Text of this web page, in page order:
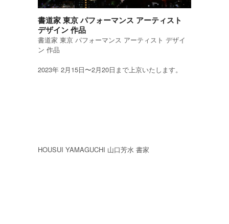
書道家 東京 パフォーマンス アーティスト
デザイン 作品
書道家 東京 パフォーマンス アーティスト デザイ
ン 作品
2023年 2月15日〜2月20日まで上京いたします。
HOUSUI YAMAGUCHI 山口芳水 書家